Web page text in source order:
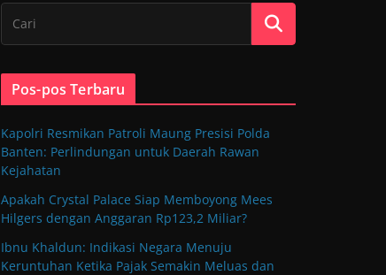
Pos-pos Terbaru
Kapolri Resmikan Patroli Maung Presisi Polda
Banten: Perlindungan untuk Daerah Rawan
Kejahatan
Apakah Crystal Palace Siap Memboyong Mees
Hilgers dengan Anggaran Rp123,2 Miliar?
Ibnu Khaldun: Indikasi Negara Menuju
Keruntuhan Ketika Pajak Semakin Meluas dan